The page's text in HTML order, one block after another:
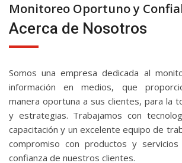
Monitoreo Oportuno y
Acerca de Nosotros
Somos una empresa dedicada al
información en medios, que
manera oportuna a sus clientes, para la
y estrategias. Trabajamos con
capacitación y un excelente equipo de
compromiso con productos y
confianza de nuestros clientes.